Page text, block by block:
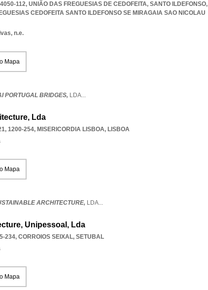
112, UNIÃO DAS FREGUESIAS DE CEDOFEITA, SANTO ILDEFONSO,
CEDOFEITA SANTO ILDEFONSO SE MIRAGAIA SAO NICOLAU
n.e.
Mapa
PORTUGAL BRIDGES, LDA...
Lda
1200-254, MISERICORDIA LISBOA, LISBOA
Mapa
ARCHITECTURE, LDA...
Unipessoal, Lda
234, CORROIOS SEIXAL, SETUBAL
Mapa